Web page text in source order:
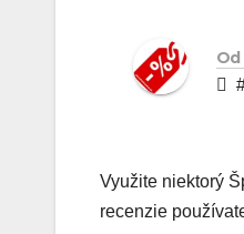
Od
Využite niektorý
recenzie